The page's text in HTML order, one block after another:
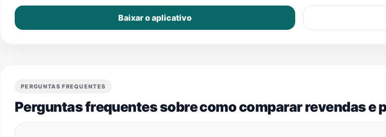
Baixar o aplicativo
PERGUNTAS FREQUENTES
Perguntas frequentes sobre como comparar revendas e